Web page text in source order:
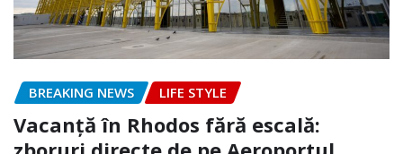
BREAKING NEWS LIFE STYLE
Vacanță în Rhodos fără escală: